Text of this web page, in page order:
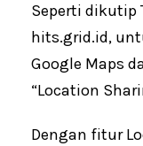
Seperti dikutip
hits.grid.id,
Google Maps
“Location
Dengan fitur